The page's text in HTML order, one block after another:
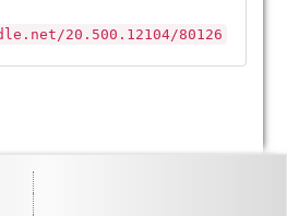
20.500.12104/80126